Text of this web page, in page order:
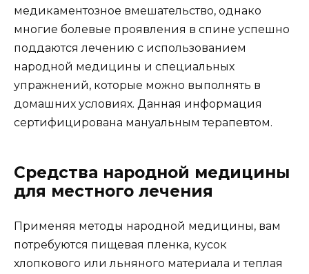
медикаментозное вмешательство, однако
многие болевые проявления в спине успешно
поддаются лечению с использованием
народной медицины и специальных
упражнений, которые можно выполнять в
домашних условиях. Данная информация
сертифицирована мануальным терапевтом.
Средства народной медицины
для местного лечения
Применяя методы народной медицины, вам
потребуются пищевая пленка, кусок
хлопкового или льняного материала и теплая